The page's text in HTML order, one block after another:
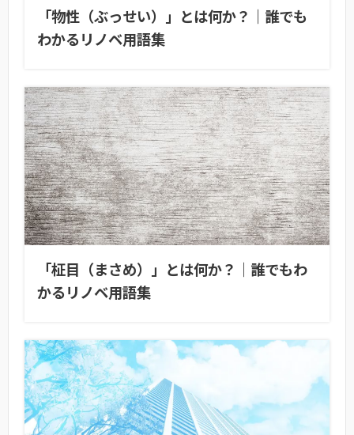
「物性（ぶっせい）」とは何か？｜誰でも
わかるリノベ用語集
「柾目（まさめ）」とは何か？｜誰でもわ
かるリノベ用語集